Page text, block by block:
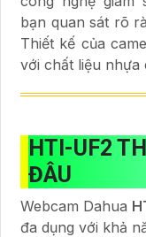
bạn quan sát rõ
Thiết kế của
với chất liệu nhựa
HTI-UF2
ĐÂU
Webcam Dahua
đa dụng với khả